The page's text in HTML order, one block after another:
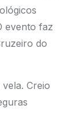
evento faz
do
Creio